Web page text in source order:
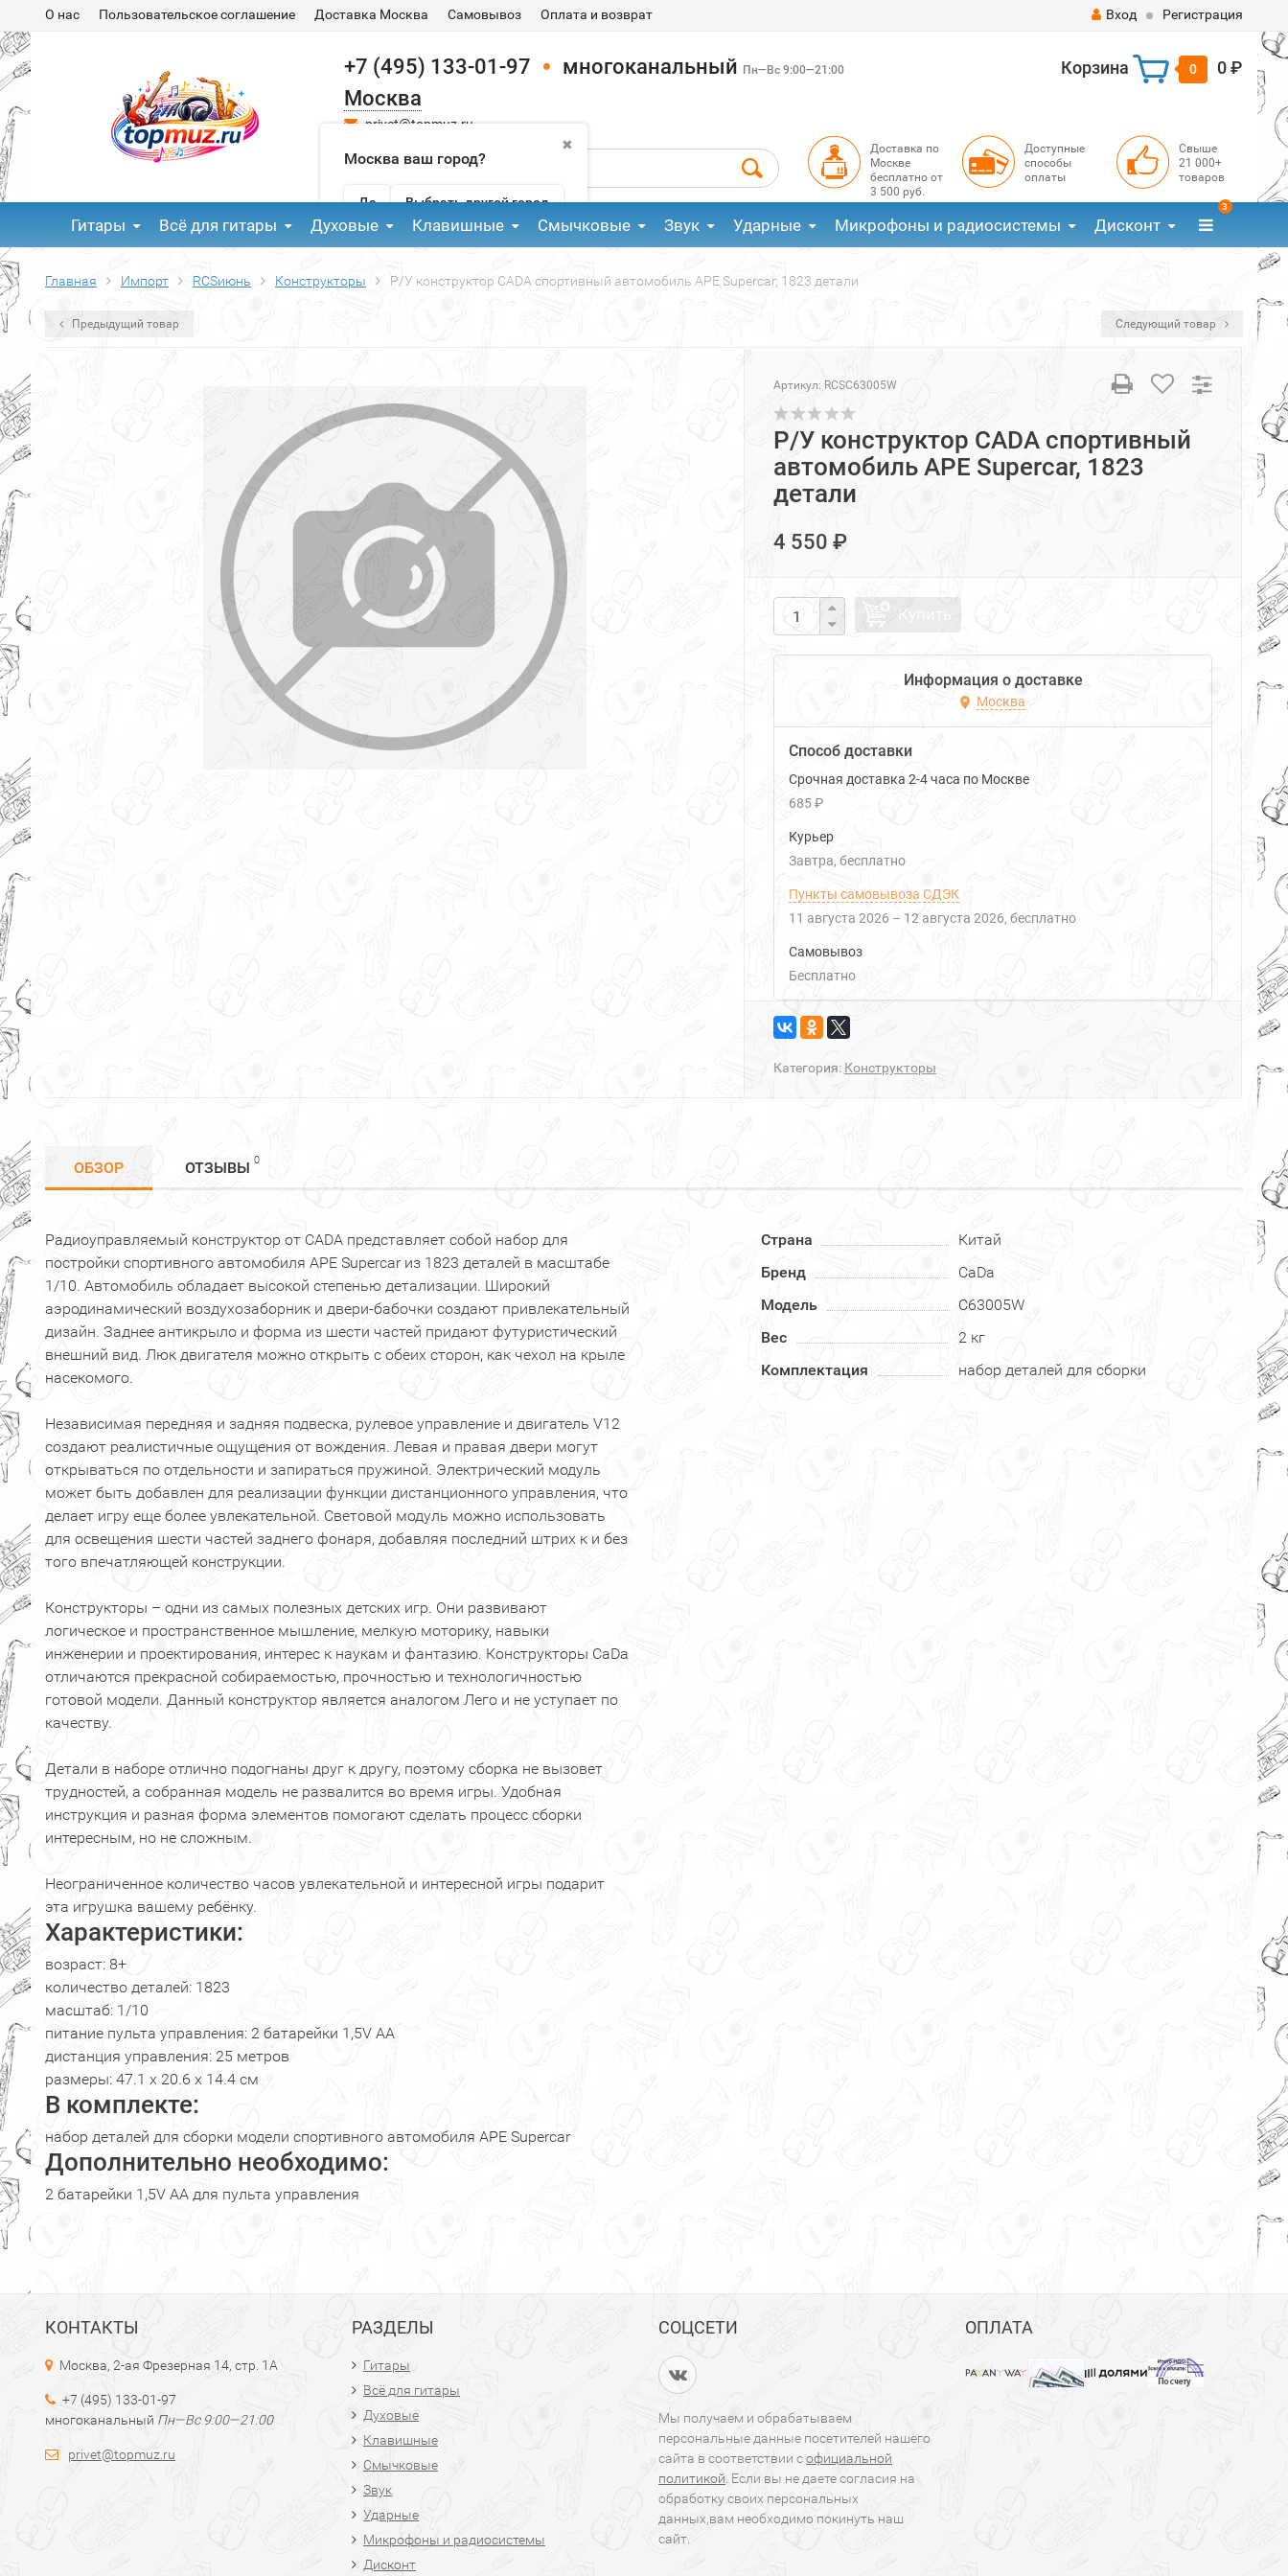
О нас Пользовательское соглашение Доставка Москва Самовывоз Оплата и возврат Вход Регистрация
+7 (495) 133-01-97 многоканальный Пн—Вс 9:00—21:00
Москва
✖
Москва ваш город?
Да Выбрать другой город
privet@topmuz.ru
Корзина 0 0 ₽
Доставка по
Москве
бесплатно от
3 500 руб.
Доступные
способы
оплаты
Свыше
21 000+
товаров
Гитары Всё для гитары Духовые Клавишные Смычковые Звук Ударные Микрофоны и радиосистемы Дисконт
3
Главная Импорт RCSиюнь Конструкторы Р/У конструктор CADA спортивный автомобиль APE Supercar, 1823 детали
Предыдущий товар Следующий товар
Артикул: RCSC63005W
Р/У конструктор CADA спортивный
автомобиль APE Supercar, 1823
детали
4 550 ₽
Купить
Информация о доставке
Москва
Способ доставки
Срочная доставка 2-4 часа по Москве
685 ₽
Курьер
Завтра
Бесплатно
Пункты самовывоза СДЭК
11 августа 2026 – 12 августа 2026 Бесплатно
Самовывоз
Бесплатно
Категория: Конструкторы
ОБЗОР ОТЗЫВЫ 0
Радиоуправляемый конструктор от CADA представляет собой набор для
постройки спортивного автомобиля APE Supercar из 1823 деталей в масштабе
1/10. Автомобиль обладает высокой степенью детализации. Широкий
аэродинамический воздухозаборник и двери-бабочки создают привлекательный
дизайн. Заднее антикрыло и форма из шести частей придают футуристический
внешний вид. Люк двигателя можно открыть с обеих сторон, как чехол на крыле
насекомого.
Независимая передняя и задняя подвеска, рулевое управление и двигатель V12
создают реалистичные ощущения от вождения. Левая и правая двери могут
открываться по отдельности и запираться пружиной. Электрический модуль
может быть добавлен для реализации функции дистанционного управления, что
делает игру еще более увлекательной. Световой модуль можно использовать
для освещения шести частей заднего фонаря, добавляя последний штрих к и без
того впечатляющей конструкции.
Конструкторы – одни из самых полезных детских игр. Они развивают
логическое и пространственное мышление, мелкую моторику, навыки
инженерии и проектирования, интерес к наукам и фантазию. Конструкторы CaDa
отличаются прекрасной собираемостью, прочностью и технологичностью
готовой модели. Данный конструктор является аналогом Лего и не уступает по
качеству.
Детали в наборе отлично подогнаны друг к другу, поэтому сборка не вызовет
трудностей, а собранная модель не развалится во время игры. Удобная
инструкция и разная форма элементов помогают сделать процесс сборки
интересным, но не сложным.
Неограниченное количество часов увлекательной и интересной игры подарит
эта игрушка вашему ребёнку.
Характеристики:
возраст: 8+
количество деталей: 1823
масштаб: 1/10
питание пульта управления: 2 батарейки 1,5V AA
дистанция управления: 25 метров
размеры: 47.1 х 20.6 х 14.4 см
В комплекте:
набор деталей для сборки модели спортивного автомобиля APE Supercar
Дополнительно необходимо:
2 батарейки 1,5V AA для пульта управления
Страна
Китай
Бренд
CaDa
Модель
C63005W
Вес
2 кг
Комплектация
набор деталей для сборки
КОНТАКТЫ
Москва, 2-ая Фрезерная 14, стр. 1А
+7 (495) 133-01-97
многоканальный Пн—Вс 9:00—21:00
privet@topmuz.ru
РАЗДЕЛЫ
Гитары
Всё для гитары
Духовые
Клавишные
Смычковые
Звук
Ударные
Микрофоны и радиосистемы
Дисконт
СОЦСЕТИ
Мы получаем и обрабатываем
персональные данные посетителей нашего
сайта в соответствии софициальной
политикой . Если вы не даете согласия на
обработку своих персональных
данных,вам необходимо покинуть наш
сайт.
ОПЛАТА